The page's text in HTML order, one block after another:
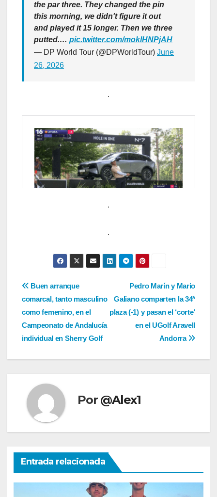
the par three. They changed the pin
this morning, we didn't figure it out
and played it 15 longer. Then we three
putted.… pic.twitter.com/moklHNPjAH
— DP World Tour (@DPWorldTour) June
26, 2026
.
.
.
Navegación
de
entradas
Pedro Marín y Mario
Galiano comparten la 34ª
plaza (-1) y pasan el ‘corte’
en el UGolf Aravell
Andorra
Buen arranque
comarcal, tanto masculino
como femenino, en el
Campeonato de Andalucía
individual en Sherry Golf
Por @Alex1
Entrada relacionada